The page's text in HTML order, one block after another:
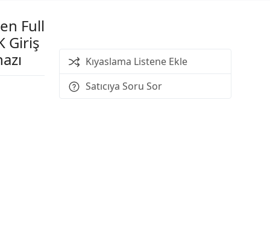
Full
Giriş
Kıyaslama Listene Ekle
Satıcıya Soru Sor